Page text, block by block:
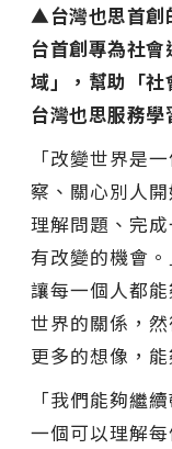
▲台灣也思首創
台首創專為社
域」，幫助「
台灣也思服務學
「改變世界是
察、關心別人
理解問題、完
有改變的機會
讓每一個人都
世界的關係，
更多的想像，
「我們能夠繼
一個可以理解